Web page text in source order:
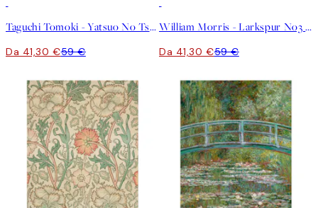
Taguchi Tomoki - Yatsuo No Tsubaki Green Stampa su Tela
Da 41,30 €59 €
William Morris - Larkspur No3 Stampa su Tela
Da 41,30 €59 €